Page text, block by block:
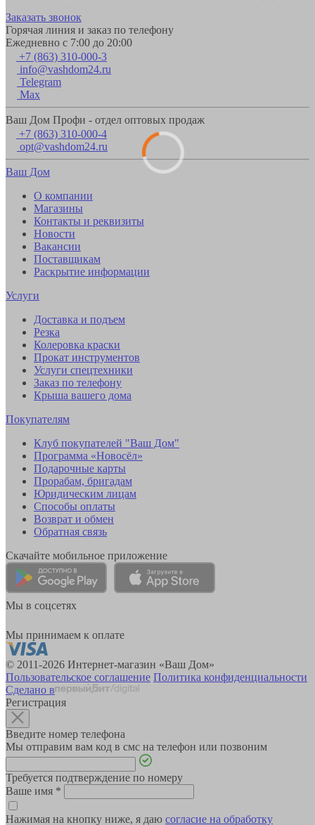
Заказать звонок
Горячая линия и заказ по телефону
Ежедневно с 7:00 до 20:00
+7 (863) 310-000-3
info@vashdom24.ru
Telegram
Max
Ваш Дом Профи - отдел оптовых продаж
+7 (863) 310-000-4
opt@vashdom24.ru
Ваш Дом
О компании
Магазины
Контакты и реквизиты
Новости
Вакансии
Поставщикам
Раскрытие информации
Услуги
Доставка и подъем
Резка
Колеровка краски
Прокат инструментов
Услуги спецтехники
Заказ по телефону
Крыша вашего дома
Покупателям
Клуб покупателей "Ваш Дом"
Программа «Новосёл»
Подарочные карты
Прорабам, бригадам
Юридическим лицам
Способы оплаты
Возврат и обмен
Обратная связь
Скачайте мобильное приложение
Мы в соцсетях
Мы принимаем к оплате
© 2011-2026 Интернет-магазин «Ваш Дом»
Пользовательское соглашение Политика конфиденциальности
Сделано в
Регистрация
Введите номер телефона
Мы отправим вам код в смс на телефон или позвоним
Требуется подтверждение по номеру
Ваше имя *
Нажимая на кнопку ниже, я даю согласие на обработку